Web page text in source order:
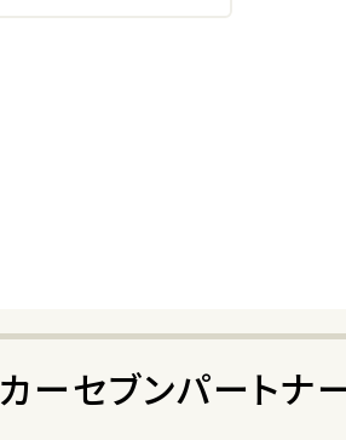
カーセブンパートナ